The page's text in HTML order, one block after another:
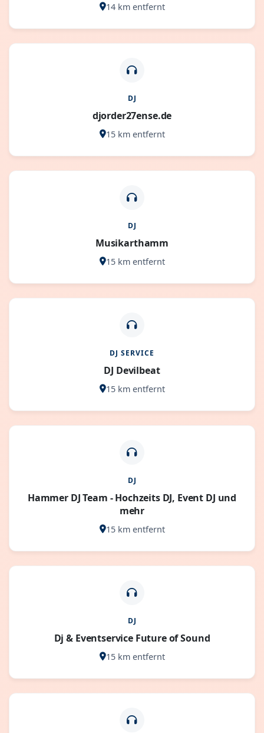
14 km entfernt
DJ
djorder27ense.de
15 km entfernt
DJ
Musikarthamm
15 km entfernt
DJ SERVICE
DJ Devilbeat
15 km entfernt
DJ
Hammer DJ Team - Hochzeits DJ, Event DJ und
mehr
15 km entfernt
DJ
Dj & Eventservice Future of Sound
15 km entfernt